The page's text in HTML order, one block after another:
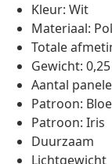
Kleur: Wit
Materiaal:
Totale
Gewicht:
Aantal
Patroon:
Patroon: Iris
Duurzaam
Lichtgewicht